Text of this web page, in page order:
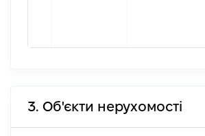
3. Об'єкти нерухомості